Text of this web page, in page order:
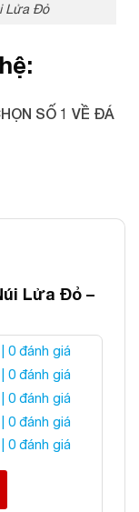
Lửa Đỏ
SỐ 1 VỀ ĐÁ
Lửa Đỏ –
| 0 đánh giá
| 0 đánh giá
| 0 đánh giá
| 0 đánh giá
| 0 đánh giá